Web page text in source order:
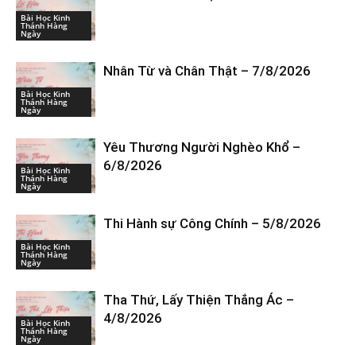
Bài Học Kinh
Thánh Hàng
Ngày
Bài Học Kinh
Thánh Hàng
Ngày
Nhân Từ và Chân Thật – 7/8/2026
Bài Học Kinh
Thánh Hàng
Ngày
Yêu Thương Người Nghèo Khổ –
6/8/2026
Bài Học Kinh
Thánh Hàng
Ngày
Thi Hành sự Công Chính – 5/8/2026
Bài Học Kinh
Thánh Hàng
Ngày
Tha Thứ, Lấy Thiện Thắng Ác –
4/8/2026